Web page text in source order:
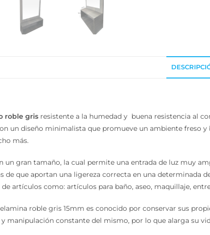
roble grisresistente a la humedad y buena resistencia al
un diseño minimalista que promueve un ambiente freso
más.
un gran tamaño, la cual permite una entrada de luz muy
de que aportan una ligereza correcta en una determinada
artículos como: artículos para baño, aseo, maquillaje,
roble gris 15mm es conocido por conservar sus
manipulación constante del mismo, por lo que alarga su